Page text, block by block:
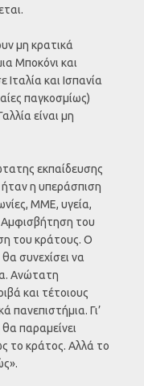
μη κρατικά
Μποκόνι και
και Ισπανία
παγκοσμίως)
είναι μη
εκπαίδευσης
η υπεράσπιση
ΜΜΕ, υγεία,
Αμφισβήτηση του
του κράτους. Ο
συνεχίσει να
Ανώτατη
και τέτοιους
πανεπιστήμια. Γι’
παραμείνει
το κράτος. Αλλά το